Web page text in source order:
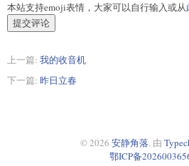
本站支持emoji表情，大家可以自行输入或从
提交评论
上一篇: 我的收音机
下一篇: 昨日立春
© 2026 安静角落. 由
鄂ICP备